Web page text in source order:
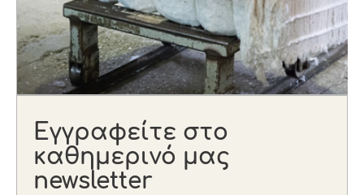
Εγγραφείτε στο
καθημερινό μας
newsletter